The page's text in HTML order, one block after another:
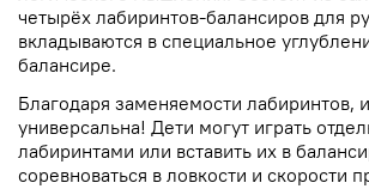
четырёх лабиринтов-балансиров для
вкладываются в специальное
балансире.
Благодаря заменяемости лабиринтов,
универсальна! Дети могут играть
лабиринтами или вставить их в
соревноваться в ловкости и скорости